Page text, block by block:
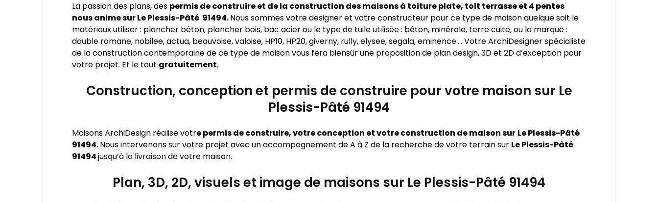
La passion des plans, des permis de construire et de la construction des maisons à toiture plate, toit terrasse et 4 pentes
nous anime sur Le Plessis-Pâté 91494.Nous sommes votre designer et votre constructeur pour ce type de maison quelque soit le
matériaux utiliser : plancher béton, plancher bois, bac acier ou le type de tuile utilisée : béton, minérale, terre cuite, ou la marque :
double romane, nobilee, actua, beauvoise, valoise, HP10, HP20, giverny, rully, elysee, segala, eminence…. Votre ArchiDesigner spécialiste
de la construction contemporaine de ce type de maison vous fera biensûr une proposition de plan design, 3D et 2D d’exception pour
votre projet. Et le tout gratuitement.
Construction, conception et permis de construire pour votre maison sur Le
Plessis-Pâté 91494
Maisons ArchiDesign réalise votre permis de construire, votre conception et votre construction de maison sur Le Plessis-Pâté
91494.Nous intervenons sur votre projet avec un accompagnement de A à Z de la recherche de votre terrain sur Le Plessis-Pâté
91494jusqu’à la livraison de votre maison.
Plan, 3D, 2D, visuels et image de maisons sur Le Plessis-Pâté 91494